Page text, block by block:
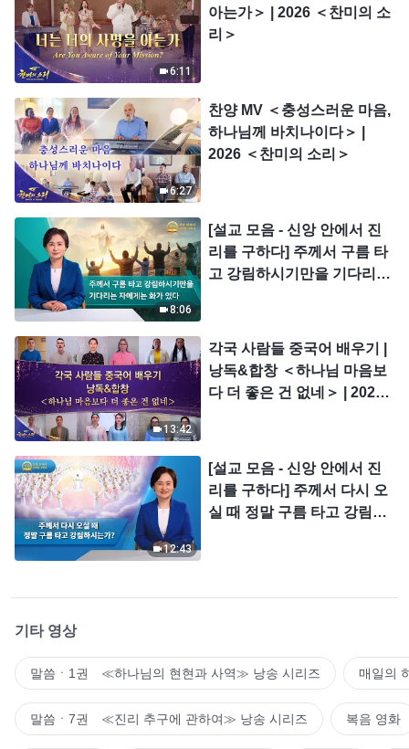
6:11
아는가＞ | 2026 ＜찬미의 소
리＞
6:27
찬양 MV ＜충성스러운 마음,
하나님께 바치나이다＞ |
2026 ＜찬미의 소리＞
8:06
[설교 모음 - 신앙 안에서 진
리를 구하다] 주께서 구름 타
고 강림하시기만을 기다리는
13:42
각국 사람들 중국어 배우기 |
낭독&합창 ＜하나님 마음보
다 더 좋은 건 없네＞ | 2026
12:43
[설교 모음 - 신앙 안에서 진
리를 구하다] 주께서 다시 오
실 때 정말 구름 타고 강림하
기타 영상
말씀ㆍ1권 ≪하나님의 현현과 사역≫ 낭송 시리즈 매일의
말씀ㆍ7권 ≪진리 추구에 관하여≫ 낭송 시리즈 복음 영화